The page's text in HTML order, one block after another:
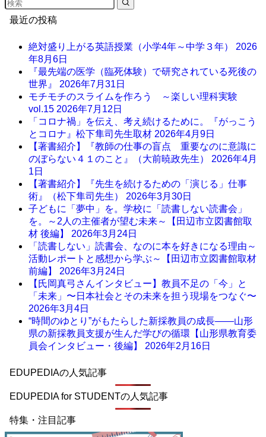
最近の投稿
絶対盛り上がる英語授業（小学4年～中学３年） 2026
年8月6日
『最先端の医学（臨死体験）で研究されている死後の
世界』 2026年7月31日
モチモチのスライムを作ろう ～楽しい理科実験
vol.15 2026年7月12日
「コロナ禍」を伝え、考え続けるために。『がっこう
とコロナ』松下隼司先生取材 2026年4月9日
【著書紹介】『教師の仕事の盲点 重要なのに意識に
のぼらない４１のこと』（大前暁政先生） 2026年4月
1日
【著書紹介】『先生を続けるための「演じる」仕事
術』（松下隼司先生） 2026年3月30日
子どもに「夢中」を。学校に「読書しない読書会」
を。～2人の主催者が望む未来～【田辺市立図書館取
材 後編】 2026年3月24日
「読書しない」読書会、なのに本を好きになる理由～
活動レポートと感想から学ぶ～【田辺市立図書館取材
前編】 2026年3月24日
【氏岡真弓さんインタビュー】教員不足の「今」と
「未来」〜日本社会とその未来を担う現場をつなぐ〜
2026年3月4日
“時間のゆとり”がもたらした新採教員の成長――山形
県の新採教員支援が生んだ学びの循環【山形県教育委
員会インタビュー・後編】 2026年2月16日
EDUPEDIAの人気記事
EDUPEDIA for STUDENTの人気記事
特集・注目記事